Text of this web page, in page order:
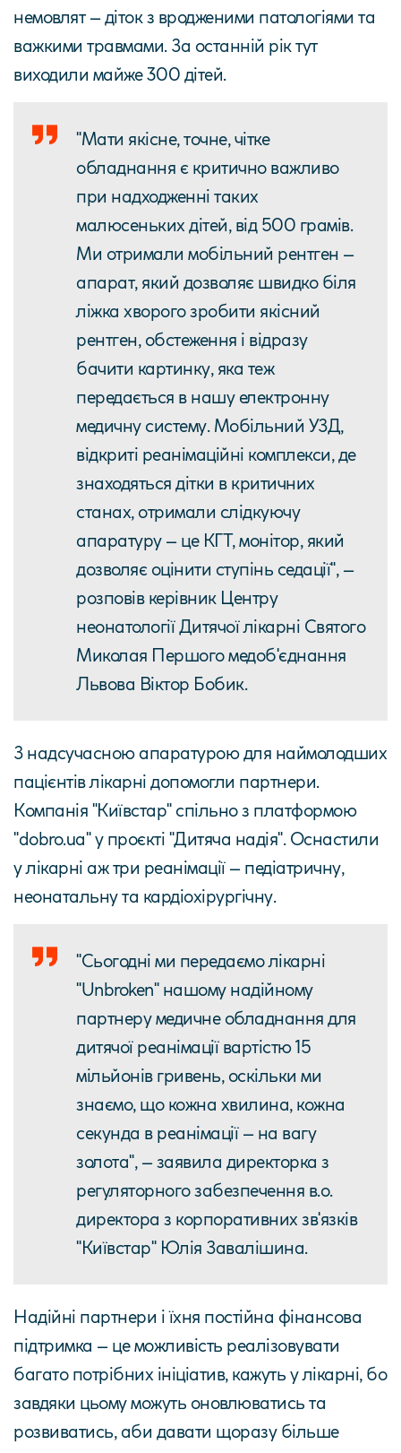
немовлят – діток з вродженими патологіями та
важкими травмами. За останній рік тут
виходили майже 300 дітей.
"Мати якісне, точне, чітке
обладнання є критично важливо
при надходженні таких
малюсеньких дітей, від 500 грамів.
Ми отримали мобільний рентген –
апарат, який дозволяє швидко біля
ліжка хворого зробити якісний
рентген, обстеження і відразу
бачити картинку, яка теж
передається в нашу електронну
медичну систему. Мобільний УЗД,
відкриті реанімаційні комплекси, де
знаходяться дітки в критичних
станах, отримали слідкуючу
апаратуру – це КГТ, монітор, який
дозволяє оцінити ступінь седації", –
розповів керівник Центру
неонатології Дитячої лікарні Святого
Миколая Першого медоб'єднання
Львова Віктор Бобик.
З надсучасною апаратурою для наймолодших
пацієнтів лікарні допомогли партнери.
Компанія "Київстар" спільно з платформою
"dobro.ua" у проєкті "Дитяча надія". Оснастили
у лікарні аж три реанімації – педіатричну,
неонатальну та кардіохірургічну.
"Сьогодні ми передаємо лікарні
"Unbroken" нашому надійному
партнеру медичне обладнання для
дитячої реанімації вартістю 15
мільйонів гривень, оскільки ми
знаємо, що кожна хвилина, кожна
секунда в реанімації – на вагу
золота", – заявила директорка з
регуляторного забезпечення в.о.
директора з корпоративних зв'язків
"Київстар" Юлія Завалішина.
Надійні партнери і їхня постійна фінансова
підтримка – це можливість реалізовувати
багато потрібних ініціатив, кажуть у лікарні, бо
завдяки цьому можуть оновлюватись та
розвиватись, аби давати щоразу більше